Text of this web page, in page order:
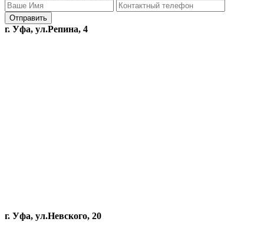
г. Уфа, ул.Репина, 4
г. Уфа, ул.Невского, 20